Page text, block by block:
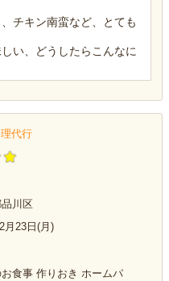
チキン南蛮など、とても
い、どうしたらこんなに
代行
川区
月23日(月)
食事 作りおき ホームパ